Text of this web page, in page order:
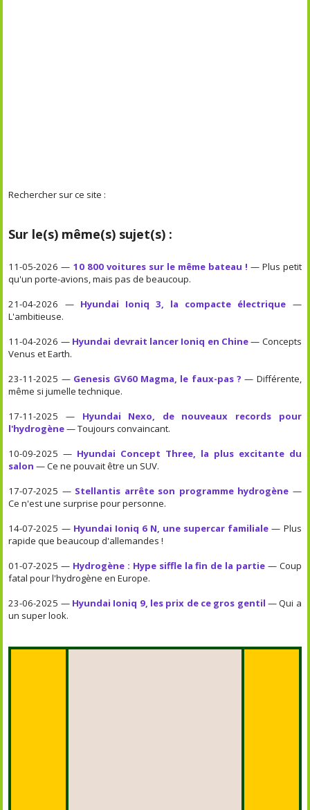
Rechercher sur ce site :
Sur le(s) même(s) sujet(s) :
11-05-2026 — 10 800 voitures sur le même bateau ! — Plus petit
qu'un porte-avions, mais pas de beaucoup.
21-04-2026 — Hyundai Ioniq 3, la compacte électrique —
L'ambitieuse.
11-04-2026 — Hyundai devrait lancer Ioniq en Chine— Concepts
Venus et Earth.
23-11-2025 — Genesis GV60 Magma, le faux-pas ? — Différente,
même si jumelle technique.
17-11-2025 — Hyundai Nexo, de nouveaux records pour
l'hydrogène— Toujours convaincant.
10-09-2025 — Hyundai Concept Three, la plus excitante du
salon — Ce ne pouvait être un SUV.
17-07-2025 — Stellantis arrête son programme hydrogène —
Ce n'est une surprise pour personne.
14-07-2025 — Hyundai Ioniq 6 N, une supercar familiale — Plus
rapide que beaucoup d'allemandes !
01-07-2025 — Hydrogène : Hype siffle la fin de la partie— Coup
fatal pour l'hydrogène en Europe.
23-06-2025 — Hyundai Ioniq 9, les prix de ce gros gentil — Qui a
un super look.